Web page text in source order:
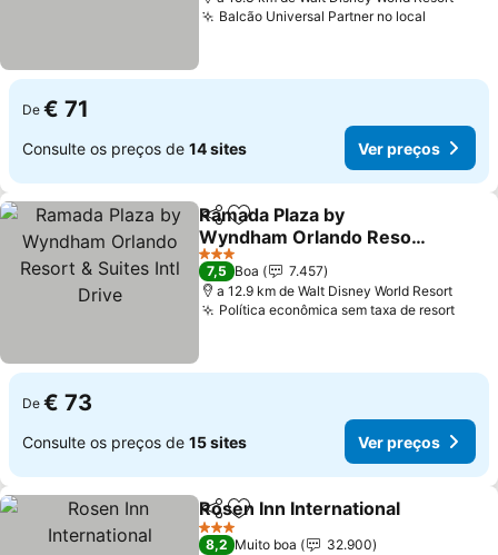
Balcão Universal Partner no local
De € 71
Consulte os preços de 14 sites Ver preços
PartilharAdicionar aos favoritos
Ramada Plaza by
Wyndham Orlando Resort
& Suites Intl Drive
Ver preços
3 Estrelas
7,5 Boa
7.457
a 12.9 km de Walt Disney World Resort
Política econômica sem taxa de resortVer
De € 73
Consulte os preços de 15 sites Ver preços
PartilharAdicionar aos favoritos
Rosen Inn International
3 Estrelas
8,2 Muito boa
32.900